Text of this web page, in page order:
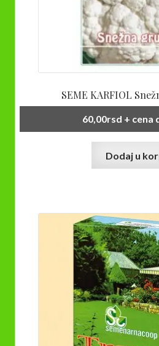
SEME KARFIOL
60,00rsd + cena
Dodaj u